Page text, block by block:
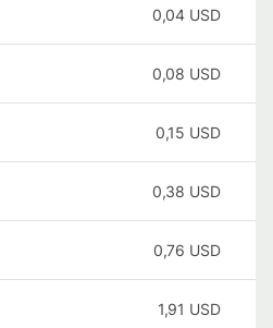
0,04 USD
0,08 USD
0,15 USD
0,38 USD
0,76 USD
1,91 USD